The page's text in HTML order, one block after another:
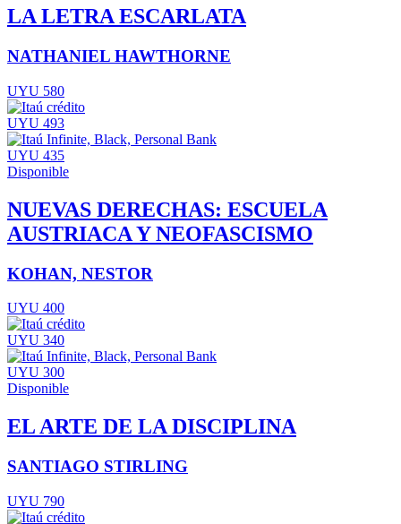
LA LETRA ESCARLATA
NATHANIEL HAWTHORNE
UYU 580
UYU 493
UYU 435
Disponible
NUEVAS DERECHAS: ESCUELA
AUSTRIACA Y NEOFASCISMO
KOHAN, NESTOR
UYU 400
UYU 340
UYU 300
Disponible
EL ARTE DE LA DISCIPLINA
SANTIAGO STIRLING
UYU 790